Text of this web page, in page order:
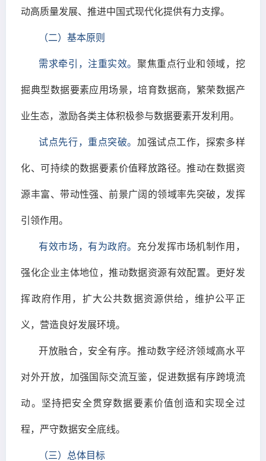
动高质量发展、推进中国式现代化提供有力支撑。
（二）基本原则
需求牵引，注重实效。 聚焦重点行业和领域，挖
掘典型数据要素应用场景，培育数据商，繁荣数据产
业生态，激励各类主体积极参与数据要素开发利用。
试点先行，重点突破。 加强试点工作，探索多样
化、可持续的数据要素价值释放路径。推动在数据资
源丰富、带动性强、前景广阔的领域率先突破，发挥
引领作用。
有效市场，有为政府。 充分发挥市场机制作用，
强化企业主体地位，推动数据资源有效配置。更好发
挥政府作用，扩大公共数据资源供给，维护公平正
义，营造良好发展环境。
开放融合，安全有序。推动数字经济领域高水平
对外开放，加强国际交流互鉴，促进数据有序跨境流
动。坚持把安全贯穿数据要素价值创造和实现全过
程，严守数据安全底线。
（三）总体目标